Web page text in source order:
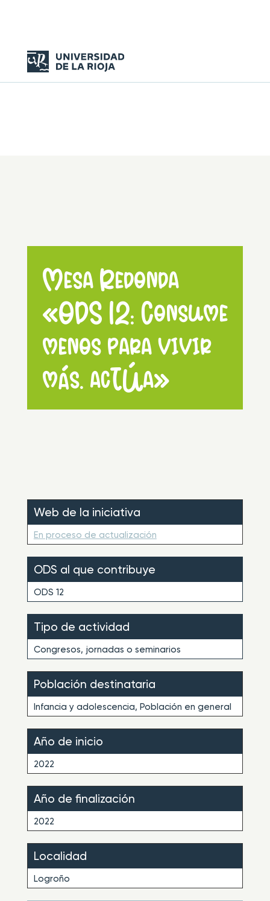
Mesa Redonda
«ODS 12: Consume
menos para vivir
más. acTÚa»
Web de la iniciativa
En proceso de actualización
ODS al que contribuye
ODS 12
Tipo de actividad
Congresos, jornadas o seminarios
Población destinataria
Infancia y adolescencia, Población en general
Año de inicio
2022
Año de finalización
2022
Localidad
Logroño